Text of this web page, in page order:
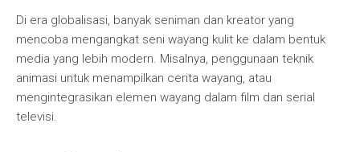
Di era globalisasi, banyak seniman dan kreator yang
mencoba mengangkat seni wayang kulit ke dalam bentuk
media yang lebih modern. Misalnya, penggunaan teknik
animasi untuk menampilkan cerita wayang, atau
mengintegrasikan elemen wayang dalam film dan serial
televisi.